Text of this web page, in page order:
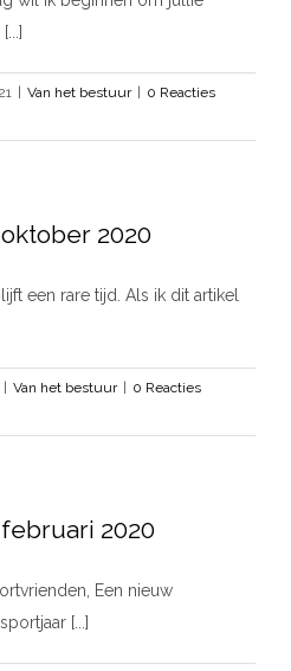
| Van het bestuur | 0 Reacties
2020
een rare tijd. Als ik dit artikel
| Van het bestuur | 0 Reacties
2020
Een nieuw
[...]